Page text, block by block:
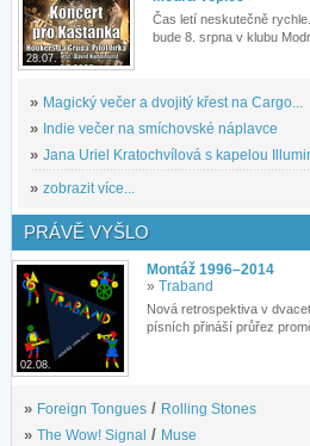
28.07.
Čas letí neskutečně
bude 8. srpna v klubu
» Magický večer a dvojitý křest na Cargo...
» Indie večer na smíchovské náplavce
» Jana Uriel Kratochvílová s kapelou
» zobrazit více...
PRÁVĚ VYŠLO
02.08.
Montáž 1996–2014
» Traband
Nová retrospektiva v
písních přináší průřez
» Foreign Tongues / Rolling Stones
» The Wow! Signal / Muse